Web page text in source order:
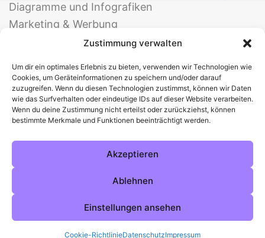
Zustimmung verwalten
Um dir ein optimales Erlebnis zu bieten, verwenden wir Technologien wie
Cookies, um Geräteinformationen zu speichern und/oder darauf
zuzugreifen. Wenn du diesen Technologien zustimmst, können wir Daten
wie das Surfverhalten oder eindeutige IDs auf dieser Website verarbeiten.
Wenn du deine Zustimmung nicht erteilst oder zurückziehst, können
bestimmte Merkmale und Funktionen beeinträchtigt werden.
Akzeptieren
Ablehnen
Einstellungen ansehen
Cookie-RichtlinieDatenschutzImpressum
Diagramme und Infografiken
Marketing & Werbung
Events & Einladungen
© 2025 Deine Welt der Office-Vorlagen
Alle VorlagenÜber unsKontakt
DatenschutzCookies